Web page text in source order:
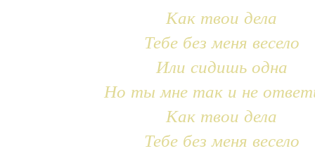
Как твои дела
Тебе без меня весело
Или сидишь одна
Но ты мне так и не
Как твои дела
Тебе без меня весело